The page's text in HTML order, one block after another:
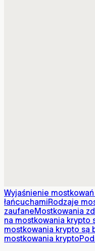
Wyjaśnienie
łańcuchamiRodzaje
zaufaneMostkowania
na mostkowania krypto
mostkowania krypto są
mostkowania krypto